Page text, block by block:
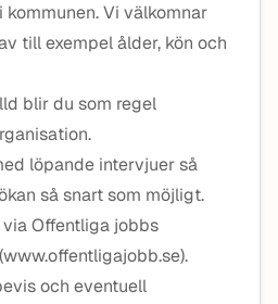
Vi välkomnar
till exempel ålder, kön och
blir du som regel
löpande intervjuer så
så snart som möjligt.
Offentliga jobbs
och eventuell